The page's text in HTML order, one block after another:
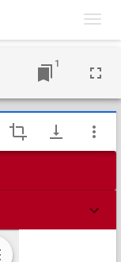
1